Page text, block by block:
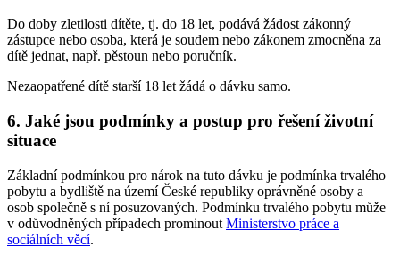
Do doby zletilosti dítěte, tj. do 18 let, podává žádost zákonný
zástupce nebo osoba, která je soudem nebo zákonem zmocněna za
dítě jednat, např. pěstoun nebo poručník.
Nezaopatřené dítě starší 18 let žádá o dávku samo.
6. Jaké jsou podmínky a postup pro řešení životní
situace
Základní podmínkou pro nárok na tuto dávku je podmínka trvalého
pobytu a bydliště na území České republiky oprávněné osoby a
osob společně s ní posuzovaných. Podmínku trvalého pobytu může
v odůvodněných případech prominout Ministerstvo práce a
sociálních věcí.